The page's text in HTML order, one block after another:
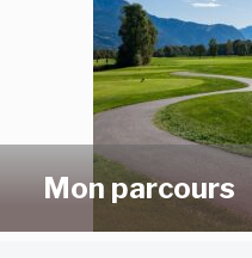
Mon parcours